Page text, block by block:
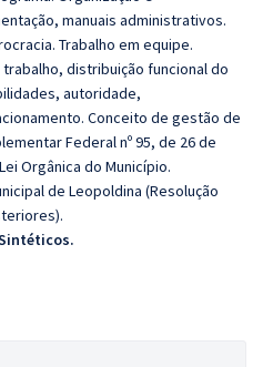
manuais administrativos.
Trabalho em equipe.
distribuição funcional do
autoridade,
Conceito de gestão de
Federal nº 95, de 26 de
Orgânica do Município.
de Leopoldina (Resolução